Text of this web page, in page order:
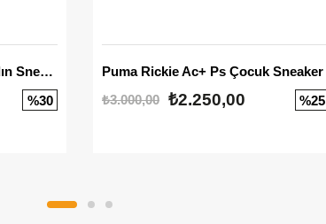
Mayze Stack Luxe Wns Kadın Sneaker
%30
Puma Rickie Ac+ Ps Çocuk Sneaker
₺3.000,00 ₺2.250,00 %25